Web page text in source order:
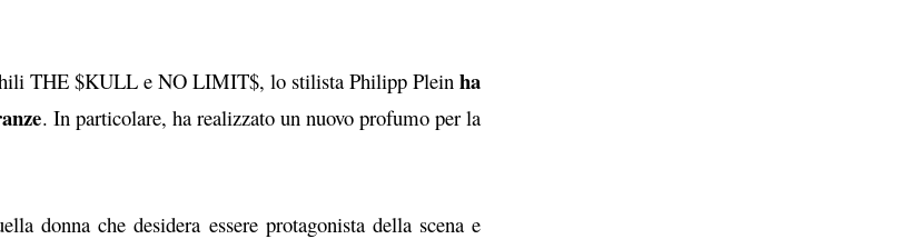
THE $KULL e NO LIMIT$, lo stilista Philipp Plein ha
. In particolare, ha realizzato un nuovo profumo per la
donna che desidera essere protagonista della scena e